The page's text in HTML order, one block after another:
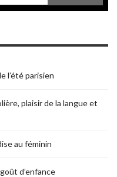
l’été parisien
plaisir de la langue et
au féminin
d’enfance